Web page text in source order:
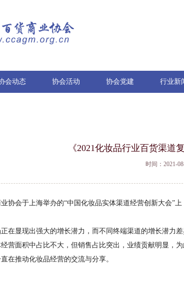
会动态 协会活动 协会党建 行业新
《2021化妆品行业百货渠道
时间：2021-
协会于上海举办的“中国化妆品实体渠道经营创新大会”
在显现出强大的增长潜力，而不同终端渠道的增长潜力
营面积中占比不大，但销售占比突出，业绩贡献明显，
在推动化妆品经营的交流与分享。